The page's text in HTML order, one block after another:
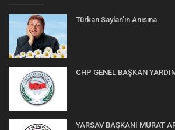
Türkan Saylan'ın Anısına
CHP GENEL BAŞKAN
YARSAV BAŞKANI MURAT